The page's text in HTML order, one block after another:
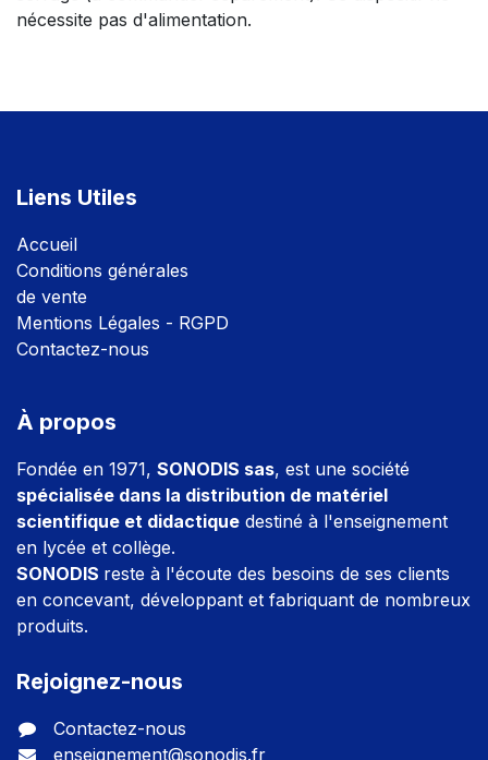
nécessite pas d'alimentation.
Liens Utiles
Accueil
Conditions générales
de vente
Mentions Légales - RGPD
Contactez-nous
À propos
Fondée en 1971, SONODIS sas, est une société
spécialisée dans la distribution de matériel
scientifique et didactique destiné à l'enseignement
en lycée et collège.
SONODIS reste à l'écoute des besoins de ses clients
en concevant, développant et fabriquant de nombreux
produits.
Rejoignez-nous
Contactez-nous
enseignement@sonodis.fr